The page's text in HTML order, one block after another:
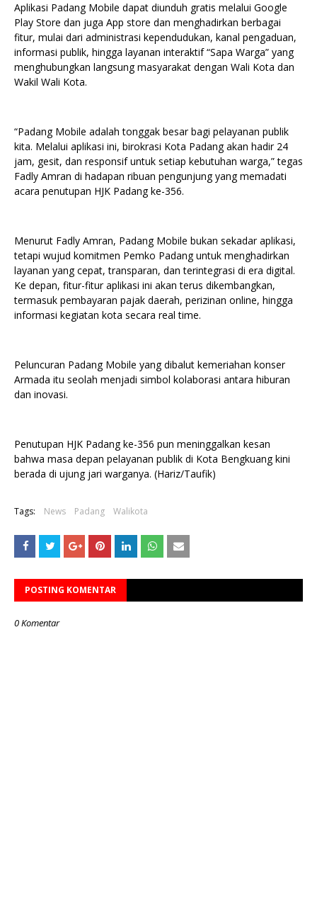
Aplikasi Padang Mobile dapat diunduh gratis melalui Google
Play Store dan juga App store dan menghadirkan berbagai
fitur, mulai dari administrasi kependudukan, kanal pengaduan,
informasi publik, hingga layanan interaktif “Sapa Warga” yang
menghubungkan langsung masyarakat dengan Wali Kota dan
Wakil Wali Kota.
“Padang Mobile adalah tonggak besar bagi pelayanan publik
kita. Melalui aplikasi ini, birokrasi Kota Padang akan hadir 24
jam, gesit, dan responsif untuk setiap kebutuhan warga,” tegas
Fadly Amran di hadapan ribuan pengunjung yang memadati
acara penutupan HJK Padang ke-356.
Menurut Fadly Amran, Padang Mobile bukan sekadar aplikasi,
tetapi wujud komitmen Pemko Padang untuk menghadirkan
layanan yang cepat, transparan, dan terintegrasi di era digital.
Ke depan, fitur-fitur aplikasi ini akan terus dikembangkan,
termasuk pembayaran pajak daerah, perizinan online, hingga
informasi kegiatan kota secara real time.
Peluncuran Padang Mobile yang dibalut kemeriahan konser
Armada itu seolah menjadi simbol kolaborasi antara hiburan
dan inovasi.
Penutupan HJK Padang ke-356 pun meninggalkan kesan
bahwa masa depan pelayanan publik di Kota Bengkuang kini
berada di ujung jari warganya. (Hariz/Taufik)
Tags: News Padang Walikota
POSTING KOMENTAR
0 Komentar